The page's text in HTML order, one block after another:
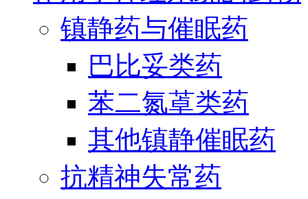
镇静药与催眠药
巴比妥类药
苯二氮䓬类药
其他镇静催眠药
抗精神失常药